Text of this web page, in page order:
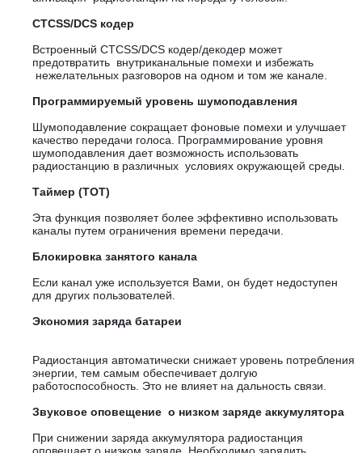
CTCSS/DCS кодер
Встроенный CTCSS/DCS кодер/декодер может
предотвратить внутриканальные помехи и избежать
нежелательных разговоров на одном и том же канале.
Программируемый уровень шумоподавления
Шумоподавление сокращает фоновые помехи и улучшает
качество передачи голоса. Программирование уровня
шумоподавления дает возможность использовать
радиостанцию в различных условиях окружающей среды.
Таймер (TOT)
Эта функция позволяет более эффективно использовать
каналы путем ограничения времени передачи.
Блокировка занятого канала
Если канал уже используется Вами, он будет недоступен
для других пользователей.
Экономия заряда батареи
Радиостанция автоматически снижает уровень потребления
энергии, тем самым обеспечивает долгую
работоспособность. Это не влияет на дальность связи.
Звуковое оповещение о низком заряде аккумулятора
При снижении заряда аккумулятора радиостанция